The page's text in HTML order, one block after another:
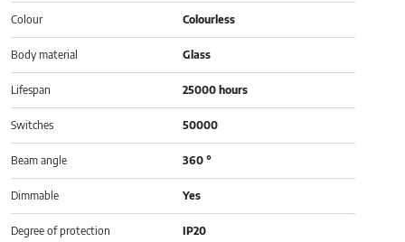
Colour Colourless
Body material Glass
Lifespan 25000 hours
Switches 50000
Beam angle 360 °
Dimmable Yes
Degree of protection IP20